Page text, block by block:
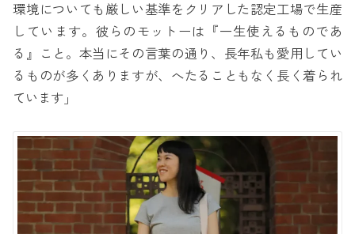
環境についても厳しい基準をクリアした認定工場で生産
しています。彼らのモットーは『一生使えるものであ
る』こと。本当にその言葉の通り、長年私も愛用してい
るものが多くありますが、へたることもなく長く着られ
ています」